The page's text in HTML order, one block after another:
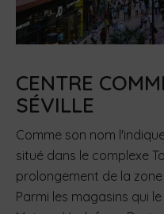
CENTRE
SÉVILLE
Comme son nom
situé dans le complexe
prolongement de la
Parmi les magasins qui